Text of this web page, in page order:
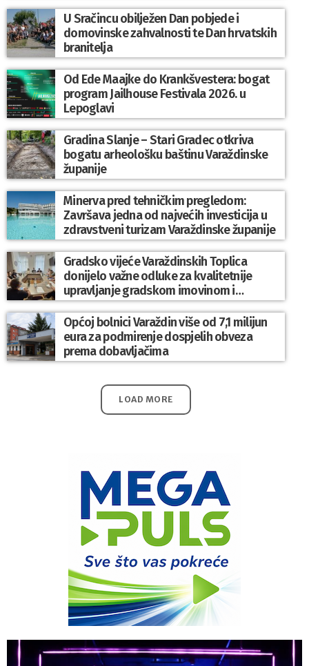
U Sračincu obilježen Dan pobjede i
domovinske zahvalnosti te Dan hrvatskih
branitelja
Od Ede Maajke do Krankšvestera: bogat
program Jailhouse Festivala 2026. u
Lepoglavi
Gradina Slanje – Stari Gradec otkriva
bogatu arheološku baštinu Varaždinske
županije
Minerva pred tehničkim pregledom:
Završava jedna od najvećih investicija u
zdravstveni turizam Varaždinske županije
Gradsko vijeće Varaždinskih Toplica
donijelo važne odluke za kvalitetnije
upravljanje gradskom imovinom i
komunalnim sustavom
Općoj bolnici Varaždin više od 7,1 milijun
eura za podmirenje dospjelih obveza
prema dobavljačima
LOAD MORE